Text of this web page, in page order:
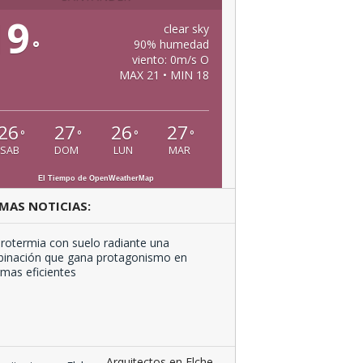
°
clear sky
90% humedad
viento: 0m/s O
MAX 21 • MIN 18
°
SAB
27 °
DOM
26 °
LUN
27 °
MAR
El Tiempo de OpenWeatherMap
NOTICIAS: